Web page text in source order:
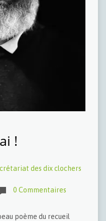
!
des dix clochers
0 Commentaires
poème du recueil